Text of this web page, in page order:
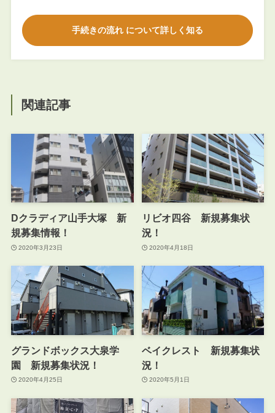
手続きの流れ について詳しく知る
関連記事
Dクラディア山手大塚 新
規募集情報！
2020年3月23日
リビオ四谷 新規募集状
況！
2020年4月18日
グランドボックス大泉学
園 新規募集状況！
2020年4月25日
ベイクレスト 新規募集状
況！
2020年5月1日